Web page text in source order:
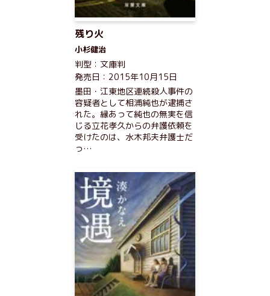
残り火
小杉健治
判型：文庫判
発売日：2015年10月15日
墨田・江東地区連続殺人事件の
容疑者として相浦純也が逮捕さ
れた。縁あって純也の無実を信
じる立花孝久からの弁護依頼を
受けたのは、水木邦夫弁護士だ
っ…